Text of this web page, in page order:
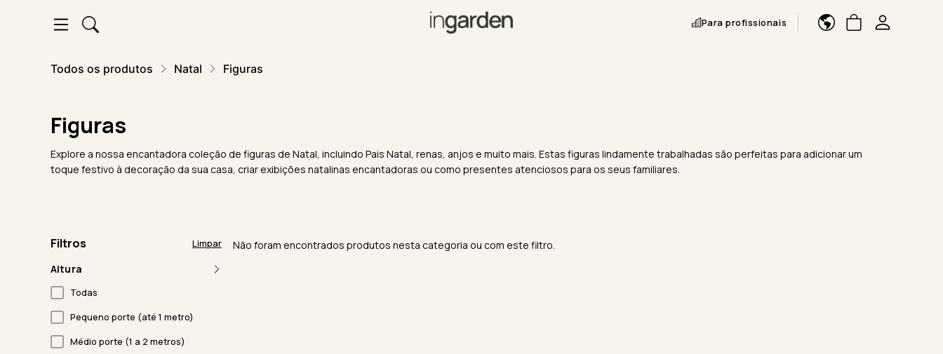
Para profissionais
Todos os produtos Natal Figuras
Figuras
Explore a nossa encantadora coleção de figuras de Natal, incluindo Pais Natal, renas, anjos e muito mais. Estas figuras lindamente trabalhadas são perfeitas para adicionar um
toque festivo à decoração da sua casa, criar exibições natalinas encantadoras ou como presentes atenciosos para os seus familiares.
Filtros Limpar
Altura
Todas
Pequeno porte (até 1 metro)
Médio porte (1 a 2 metros)
Não foram encontrados produtos nesta categoria ou com este filtro.